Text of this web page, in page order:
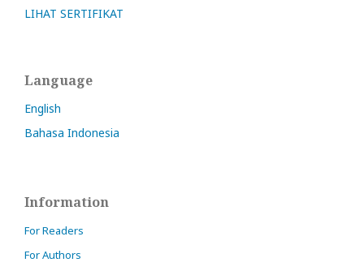
LIHAT SERTIFIKAT
Language
English
Bahasa Indonesia
Information
For Readers
For Authors